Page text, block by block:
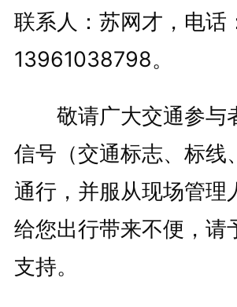
联系人：苏网才，电话
13961038798。
敬请广大交通参与
信号（交通标志、标线
通行，并服从现场管理
给您出行带来不便，请
支持。